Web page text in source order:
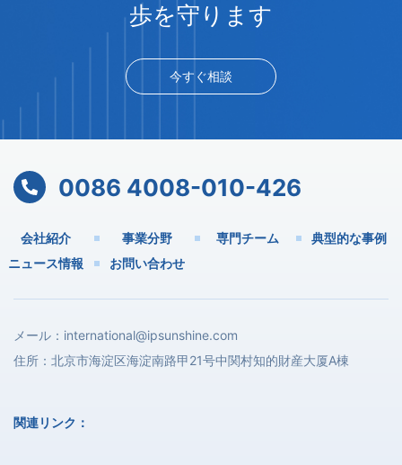
歩を守ります
今すぐ相談
0086 4008-010-426
会社紹介 事業分野 専門チーム
典型的な事例
ニュース情報
お問い合わせ
メール： international@ipsunshine.com
住所：北京市海淀区海淀南路甲21号中関村知的財産大厦A棟
関連リンク：